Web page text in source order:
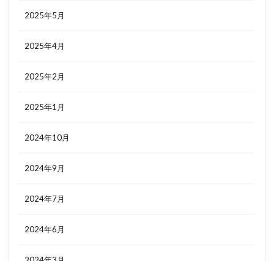
2025年5月
2025年4月
2025年2月
2025年1月
2024年10月
2024年9月
2024年7月
2024年6月